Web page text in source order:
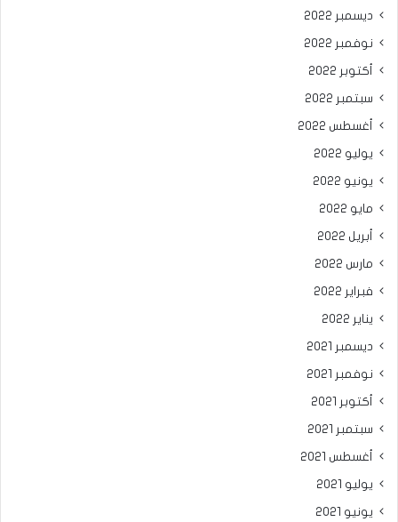
ديسمبر 2022
نوفمبر 2022
أكتوبر 2022
سبتمبر 2022
أغسطس 2022
يوليو 2022
يونيو 2022
مايو 2022
أبريل 2022
مارس 2022
فبراير 2022
يناير 2022
ديسمبر 2021
نوفمبر 2021
أكتوبر 2021
سبتمبر 2021
أغسطس 2021
يوليو 2021
يونيو 2021